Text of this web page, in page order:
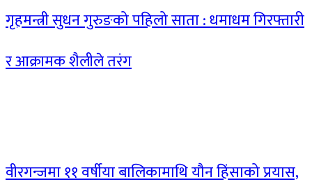
गृहमन्त्री सुधन गुरुङको पहिलो साता : धमाधम गिरफ्तारी
र आक्रामक शैलीले तरंग
वीरगन्जमा ११ वर्षीया बालिकामाथि यौन हिंसाको प्रयास,